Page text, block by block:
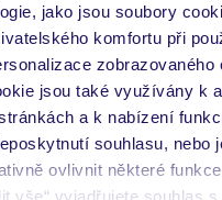
jako jsou soubory
komfortu při
zobrazovaného
jsou také využívány k
a k nabízení
souhlasu, nebo
ovlivnit některé
vše“ vyjadřujete souhlas s
otázky
při cestování?
po příjezdu do hotelu?
zavazadel?
Zobrazit další